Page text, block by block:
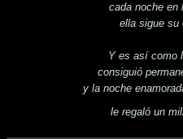
cada noche en
ella sigue su
Y es así como
consiguió
y la noche
le regaló un